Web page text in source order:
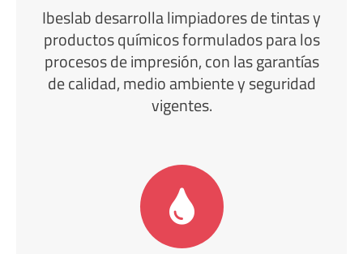
Ibeslab desarrolla limpiadores de tintas y
productos químicos formulados para los
procesos de impresión, con las garantías
de calidad, medio ambiente y seguridad
vigentes.